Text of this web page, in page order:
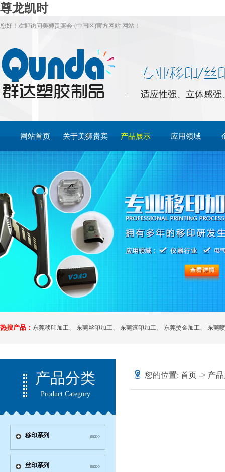
尊龙凯时
您好！欢迎访问美狮贵宾会·(中国区)官方网站 网站！
适应性强、立体感
网站首页 关于美狮贵宾 产品展示 应用领域
热搜产品： 东莞移印加工、 东莞丝印加工、 东莞滚印加工、 东莞烫金加工、 东莞
产品分类
Product Category
移印系列
丝印系列
您的位置: 首页 -> 产